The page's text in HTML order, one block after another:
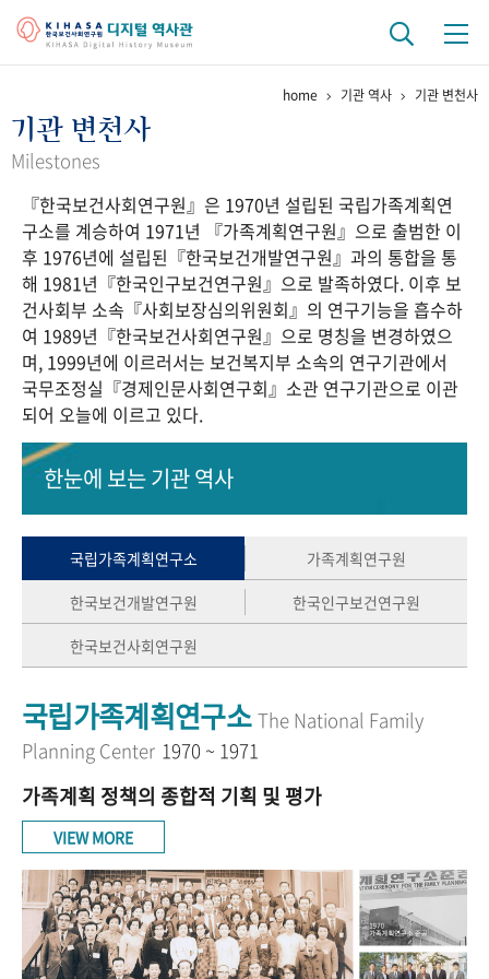
걸어온 길 기관 변천사
연구 역사
정책과 연구 키워드로 보는 연구 역사
연구자들
간행물 변천사
기록물 아카이브
사진 아카이브 문서 기록물 행정박물 영상 기록물
50+1 주년 기념
세계와 함께 한 KIHASA
VR 역사관
home 기관 역사 기관 변천사
기관 변천사
Milestones
『한국보건사회연구원』은 1970년 설립된 국립가족계획연
구소를 계승하여 1971년 『가족계획연구원』으로 출범한 이
후 1976년에 설립된『한국보건개발연구원』과의 통합을 통
해 1981년『한국인구보건연구원』으로 발족하였다. 이후 보
건사회부 소속『사회보장심의위원회』의 연구기능을 흡수하
여 1989년『한국보건사회연구원』으로 명칭을 변경하였으
며, 1999년에 이르러서는 보건복지부 소속의 연구기관에서
국무조정실『경제인문사회연구회』소관 연구기관으로 이관
되어 오늘에 이르고 있다.
한눈에 보는기관 역사
국립가족계획연구소
가족계획연구원
한국보건개발연구원
한국인구보건연구원
한국보건사회연구원
국립가족계획연구소 The National Family
Planning Center 1970 ~ 1971
가족계획 정책의 종합적 기획 및 평가
VIEW MORE